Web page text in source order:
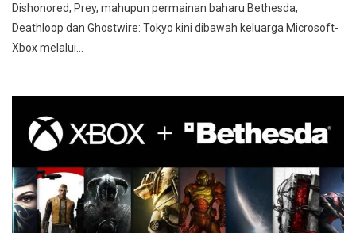
Dishonored, Prey, mahupun permainan baharu Bethesda,
Deathloop dan Ghostwire: Tokyo kini dibawah keluarga Microsoft-
Xbox melalui